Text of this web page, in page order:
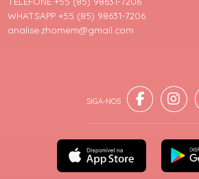
WHATSAPP +55 (85) 98631-7206
analise.zhomem@gmail.com